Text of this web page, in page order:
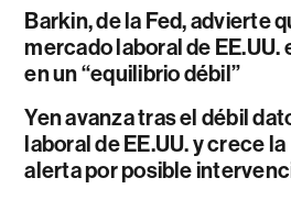
Barkin, de la Fed, advierte
mercado laboral de EE.UU.
en un “equilibrio débil”
Yen avanza tras el débil
laboral de EE.UU. y crece la
alerta por posible